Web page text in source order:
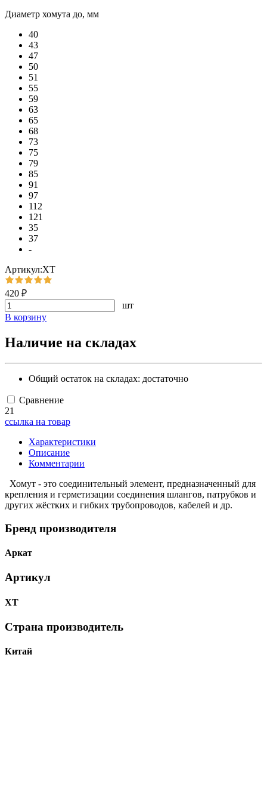
Диаметр хомута до, мм
40
43
47
50
51
55
59
63
65
68
73
75
79
85
91
97
112
121
35
37
-
Артикул:ХТ
420 ₽
шт
В корзину
Наличие на складах
Общий остаток на складах: достаточно
Сравнение
21
ссылка на товар
Характеристики
Описание
Комментарии
Хомут - это соединительный элемент, предназначенный для
крепления и герметизации соединения шлангов, патрубков и
других жёстких и гибких трубопроводов, кабелей и др.
Бренд производителя
Аркат
Артикул
ХТ
Страна производитель
Китай